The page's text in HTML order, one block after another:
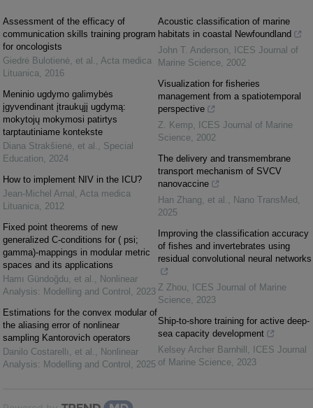
Assessment of the efficacy of
communication skills training program
for oncologists
Giedrė Bulotienė, et al. , Acta medica
Lituanica, 2016
Meninio ugdymo galimybės
įgyvendinant įtraukųjį ugdymą:
mokytojų mokymosi patirtys
tarptautiniame kontekste
Diana Strakšienė, et al. , Special
Education, 2024
How to implement NIV in the ICU?
Jean-Michel Arnal , Acta medica
Lituanica, 2012
Fixed point theorems of new
generalized C-conditions for ( psi;
gamma)-mappings in modular metric
spaces and its applications
Hamı Gündoğdu, et al. , Nonlinear
Analysis: Modelling and Control , 2023
Estimations for the convex modular of
the aliasing error of nonlinear
sampling Kantorovich operators
Danilo Costarellı, et al. , Nonlinear
Analysis: Modelling and Control , 2025
Acoustic classification of marine
habitats in coastal Newfoundland
John T. Anderson,
ICES Journal of
Marine Science, 2002
Visualization for fisheries
management from a spatiotemporal
perspective
Z. Kemp,
ICES Journal of Marine
Science, 2002
The delivery and transmembrane
transport mechanism of SVCV
nanovaccine
Han Zhang, et al. , Nano TransMed ,
2025
Improving the classification accuracy
of fishes and invertebrates using
residual convolutional neural networks
Z Zhou,
ICES Journal of Marine
Science, 2023
Ship-to-shore training for active deep-
sea capacity development
Kelsey Archer Barnhill ,
ICES Journal
of Marine Science, 2023